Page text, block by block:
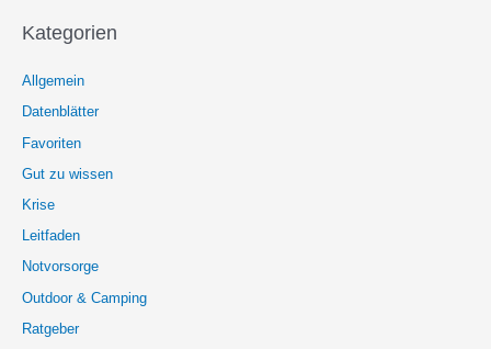
Kategorien
Allgemein
Datenblätter
Favoriten
Gut zu wissen
Krise
Leitfaden
Notvorsorge
Outdoor & Camping
Ratgeber